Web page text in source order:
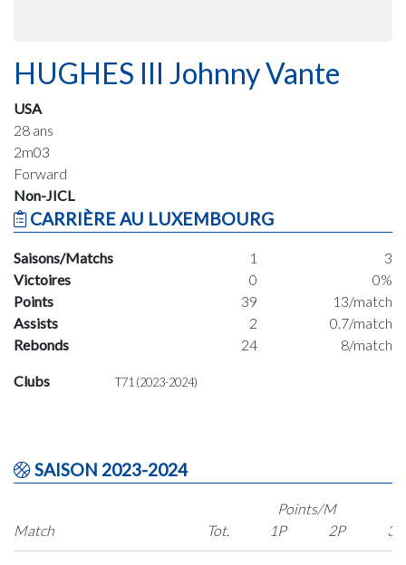
HUGHES III Johnny Vante
USA
28 ans
2m03
Forward
Non-JICL
CARRIÈRE AU LUXEMBOURG
Saisons/Matchs 1
3
Victoires
0
0%
Points
39
13/match
Assists
2
0.7/match
Rebonds
24 8/match
Clubs T71 (2023-2024)
SAISON 2023-2024
Match
Points/M
Tot.
1P 2P 3P